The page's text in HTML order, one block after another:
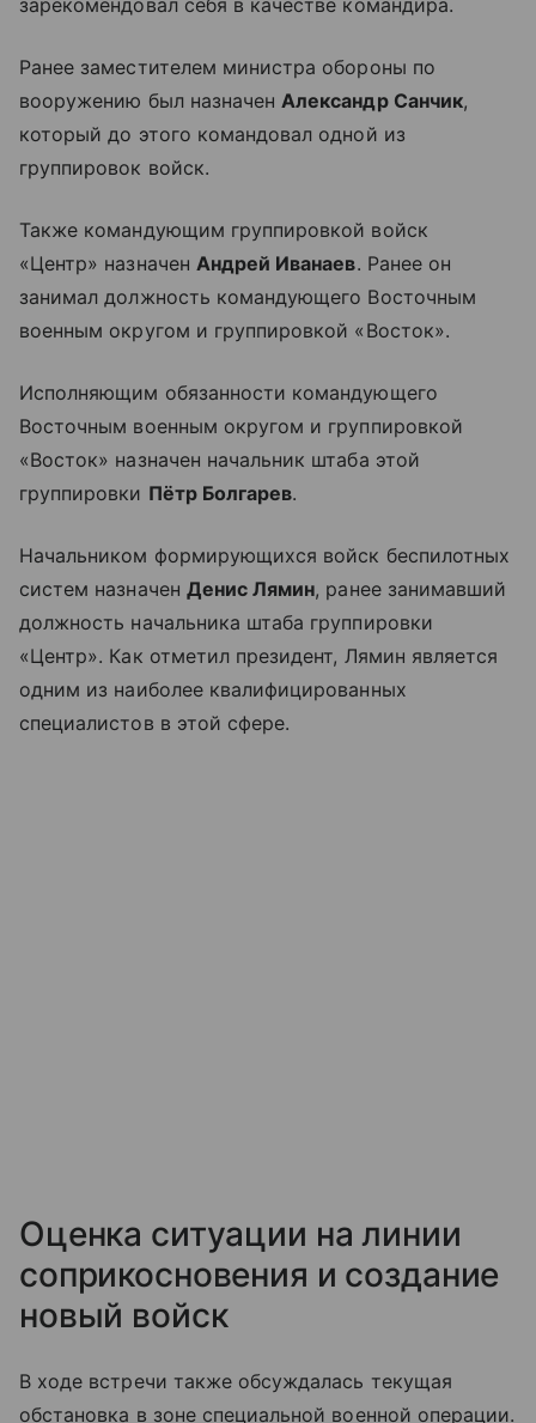
зарекомендовал себя в качестве командира.
Ранее заместителем министра обороны по
вооружению был назначенАлександр Санчик,
который до этого командовал одной из
группировок войск.
Также командующим группировкой войск
«Центр» назначен Андрей Иванаев. Ранее он
занимал должность командующего Восточным
военным округом и группировкой «Восток».
Исполняющим обязанности командующего
Восточным военным округом и группировкой
«Восток» назначен начальник штаба этой
группировки Пётр Болгарев.
Начальником формирующихся войск беспилотных
систем назначен Денис Лямин, ранее занимавший
должность начальника штаба группировки
«Центр». Как отметил президент, Лямин является
одним из наиболее квалифицированных
специалистов в этой сфере.
Оценка ситуации на линии
соприкосновения и создание
новый войск
В ходе встречи также обсуждалась текущая
обстановка в зоне специальной военной операции.